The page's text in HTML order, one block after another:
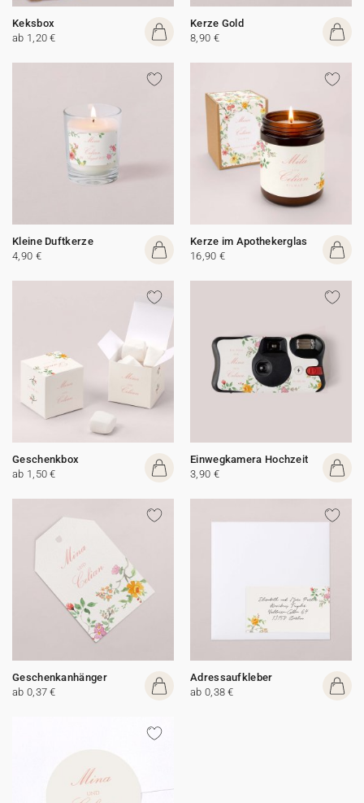
Keksbox
ab 1,20 €
Kerze Gold
8,90 €
Kleine Duftkerze
4,90 €
Kerze im Apothekerglas
16,90 €
Geschenkbox
ab 1,50 €
Einwegkamera Hochzeit
3,90 €
Geschenkanhänger
ab 0,37 €
Adressaufkleber
ab 0,38 €